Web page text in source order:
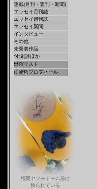
連載(月刊・週刊・新聞)
エッセイ月刊誌
エッセイ週刊誌
エッセイ新聞
インタビュー
その他
未発表作品
付)劇評ほか
出演リスト
山崎哲プロフィール
福岡ヤフードーム前に
飾られている